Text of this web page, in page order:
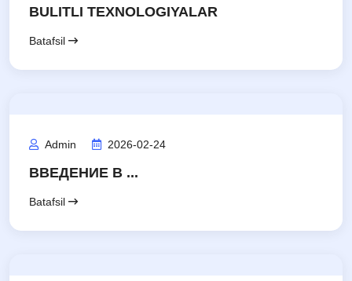
BULITLI TEXNOLOGIYALAR
Batafsil
Admin 2026-02-24
ВВЕДЕНИЕ В ...
Batafsil